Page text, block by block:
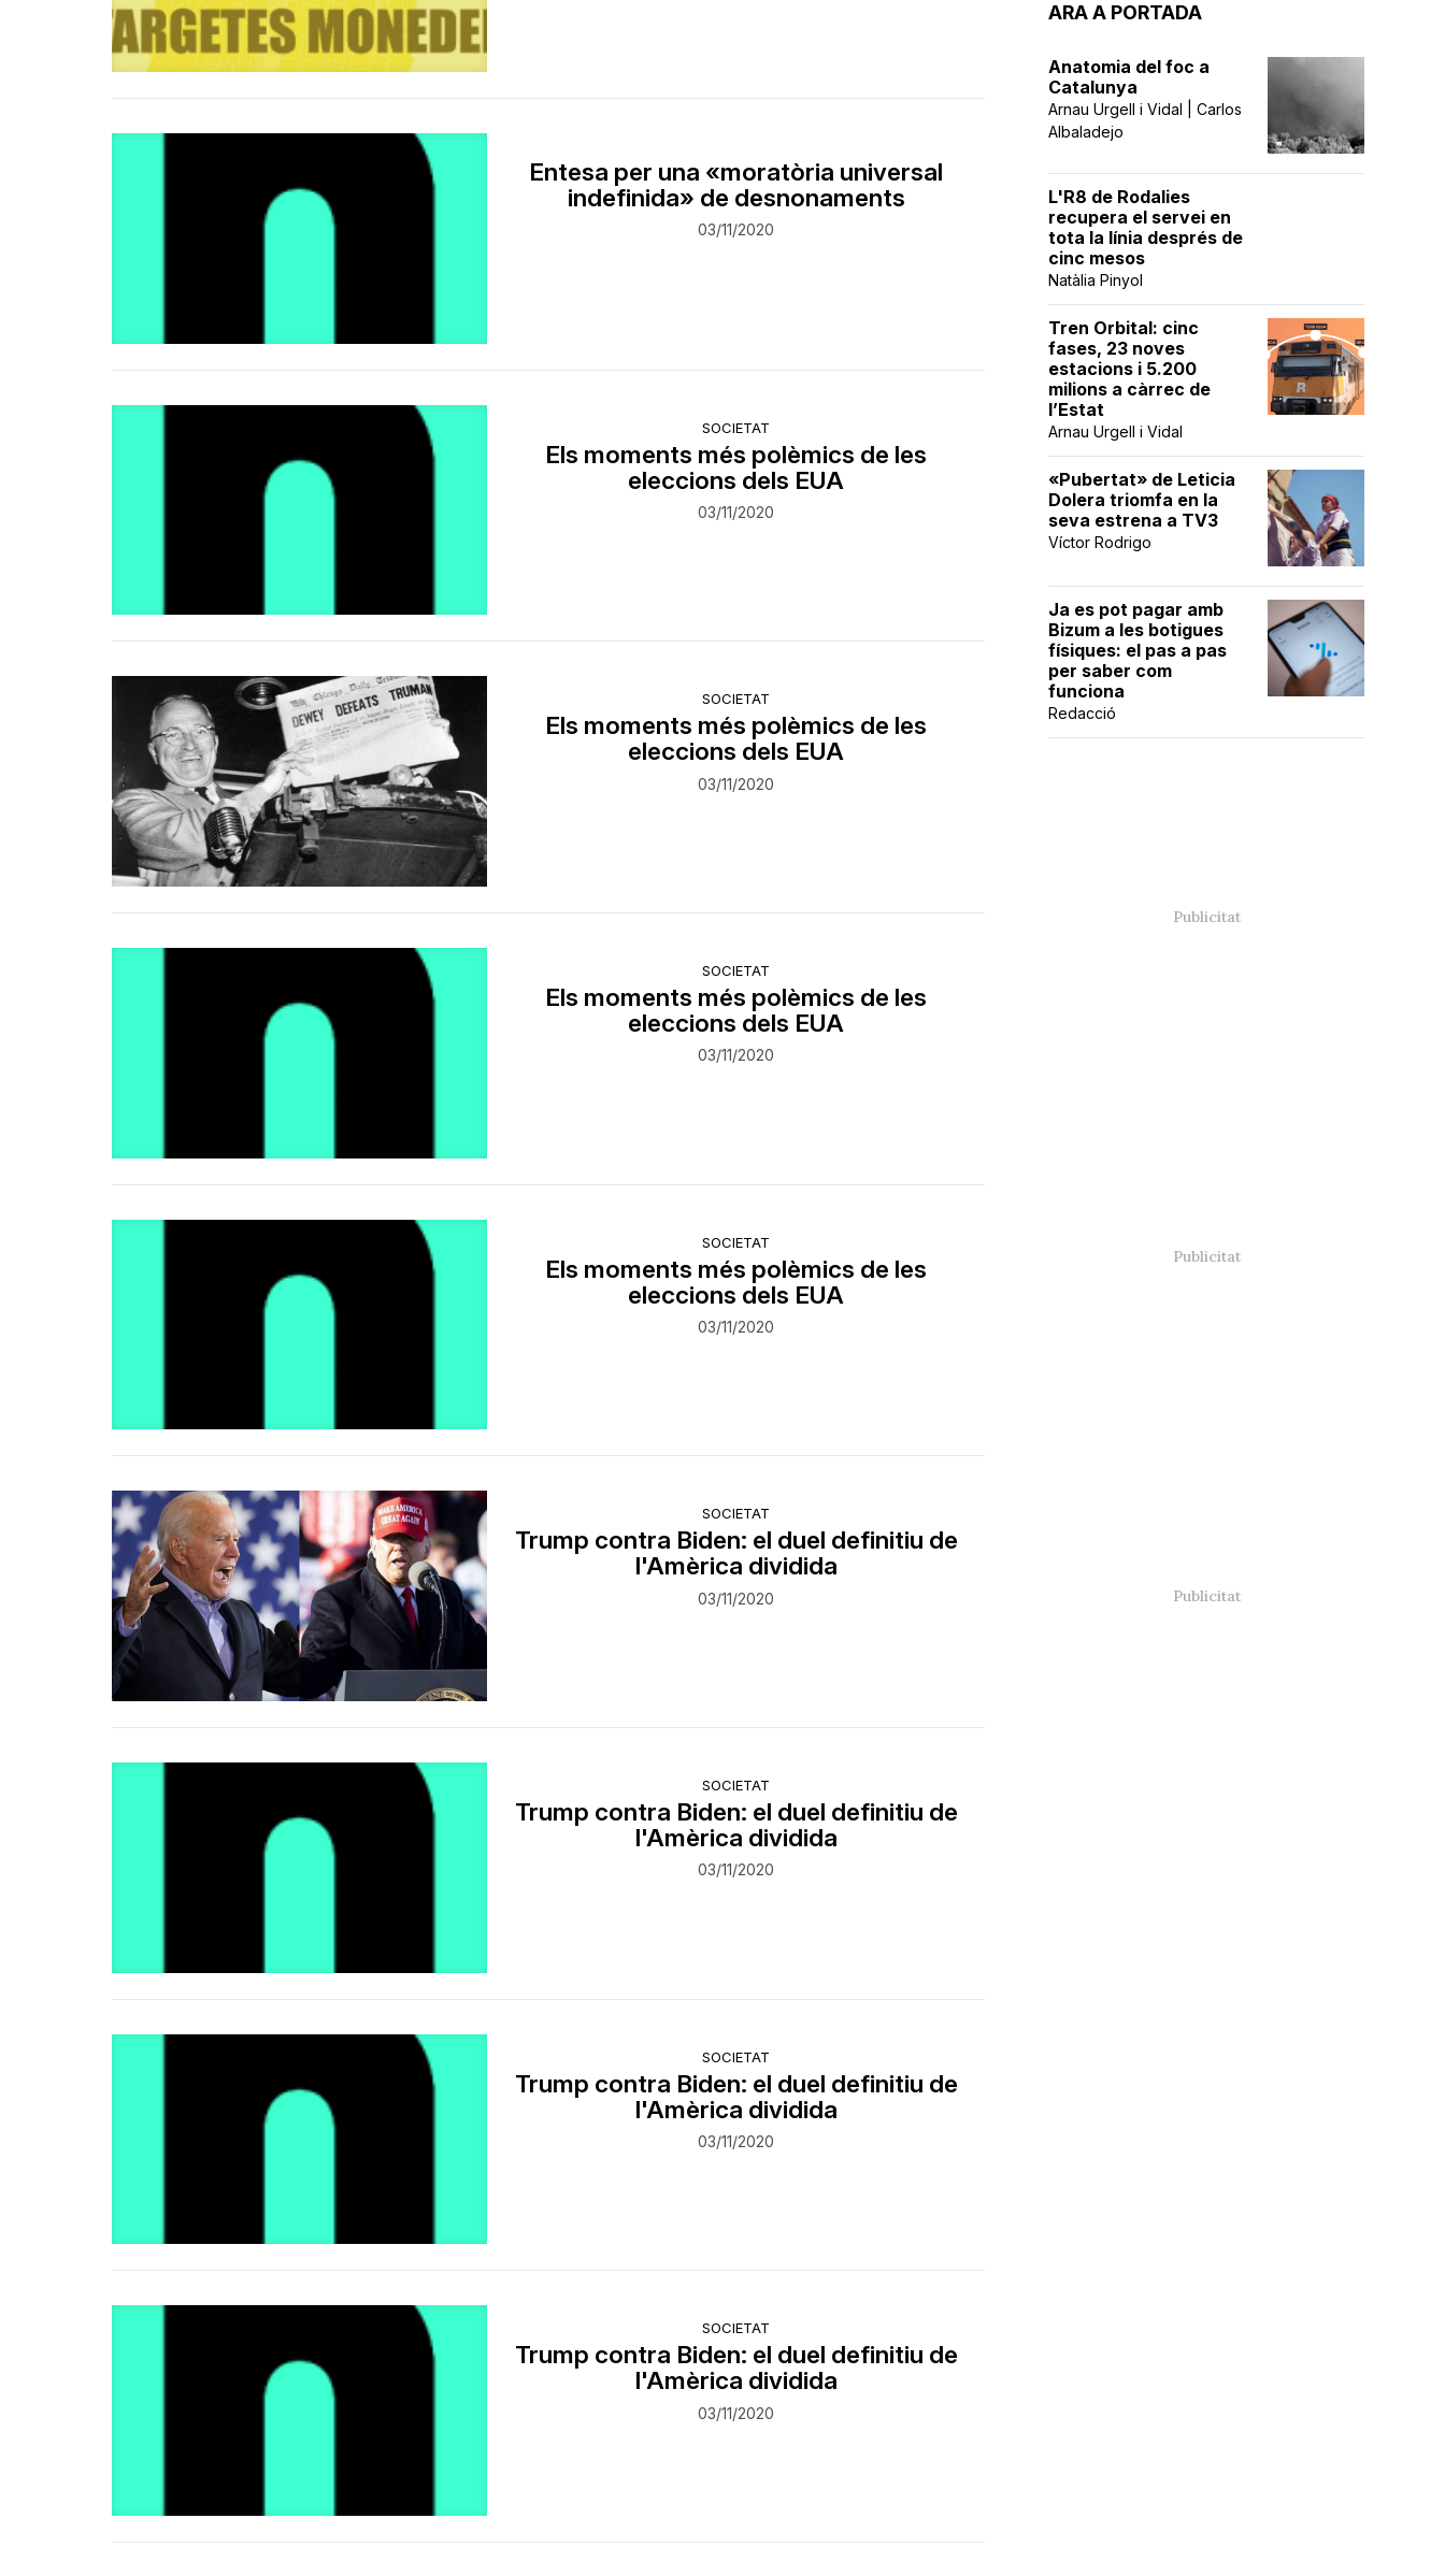
Entesa per una «moratòria universal
indefinida» de desnonaments
03/11/2020
SOCIETAT
Els moments més polèmics de les
eleccions dels EUA
03/11/2020
SOCIETAT
Els moments més polèmics de les
eleccions dels EUA
03/11/2020
SOCIETAT
Els moments més polèmics de les
eleccions dels EUA
03/11/2020
SOCIETAT
Els moments més polèmics de les
eleccions dels EUA
03/11/2020
SOCIETAT
Trump contra Biden: el duel definitiu de
l'Amèrica dividida
03/11/2020
SOCIETAT
Trump contra Biden: el duel definitiu de
l'Amèrica dividida
03/11/2020
SOCIETAT
Trump contra Biden: el duel definitiu de
l'Amèrica dividida
03/11/2020
SOCIETAT
Trump contra Biden: el duel definitiu de
l'Amèrica dividida
03/11/2020
ARA A PORTADA
Anatomia del foc a
Catalunya
Arnau Urgell i Vidal | Carlos
Albaladejo
L'R8 de Rodalies
recupera el servei en
tota la línia després de
cinc mesos
Natàlia Pinyol
Tren Orbital: cinc
fases, 23 noves
estacions i 5.200
milions a càrrec de
l’Estat
Arnau Urgell i Vidal
«Pubertat» de Leticia
Dolera triomfa en la
seva estrena a TV3
Víctor Rodrigo
Ja es pot pagar amb
Bizum a les botigues
físiques: el pas a pas
per saber com
funciona
Redacció